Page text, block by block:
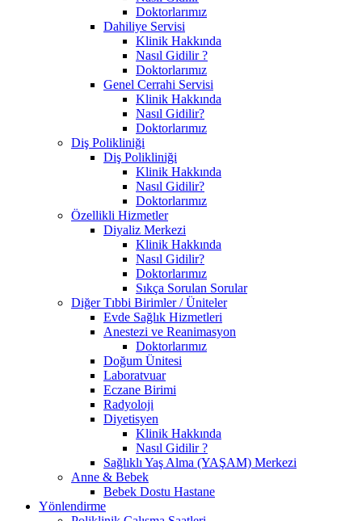
Doktorlarımız
Dahiliye Servisi
Klinik Hakkında
Nasıl Gidilir ?
Doktorlarımız
Genel Cerrahi Servisi
Klinik Hakkında
Nasıl Gidilir?
Doktorlarımız
Diş Polikliniği
Diş Polikliniği
Klinik Hakkında
Nasıl Gidilir?
Doktorlarımız
Özellikli Hizmetler
Diyaliz Merkezi
Klinik Hakkında
Nasıl Gidilir?
Doktorlarımız
Sıkça Sorulan Sorular
Diğer Tıbbi Birimler / Üniteler
Evde Sağlık Hizmetleri
Anestezi ve Reanimasyon
Doktorlarımız
Doğum Ünitesi
Laboratvuar
Eczane Birimi
Radyoloji
Diyetisyen
Klinik Hakkında
Nasıl Gidilir ?
Sağlıklı Yaş Alma (YAŞAM) Merkezi
Anne & Bebek
Bebek Dostu Hastane
Yönlendirme